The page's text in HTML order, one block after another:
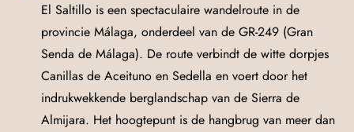
El Saltillo is een spectaculaire wandelroute in de
provincie Málaga, onderdeel van de GR-249 (Gran
Senda de Málaga). De route verbindt de witte dorpjes
Canillas de Aceituno en Sedella en voert door het
indrukwekkende berglandschap van de Sierra de
Almijara. Het hoogtepunt is de hangbrug van meer dan